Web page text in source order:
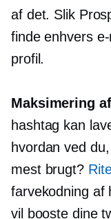
af det. Slik
finde enhvers
profil.
Maksimering
hashtag kan
hvordan ved
mest brugt?
farvekodning af
vil booste dine